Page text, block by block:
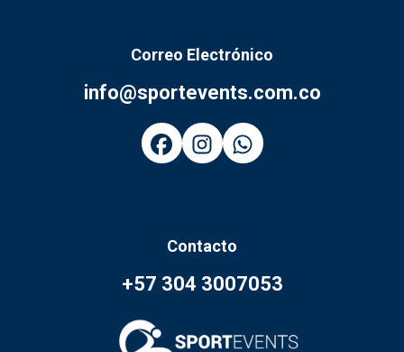
Correo Electrónico
info@sportevents.com.co
Contacto
+57 304 3007053